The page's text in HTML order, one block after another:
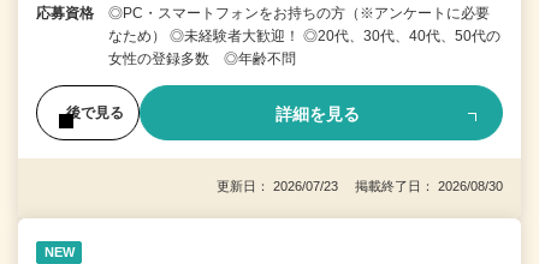
応募資格
◎PC・スマートフォンをお持ちの方（※アンケートに必要
なため） ◎未経験者大歓迎！ ◎20代、30代、40代、50代の
女性の登録多数 ◎年齢不問
後で見る 詳細を見る
更新日： 2026/07/23 掲載終了日： 2026/08/30
NEW